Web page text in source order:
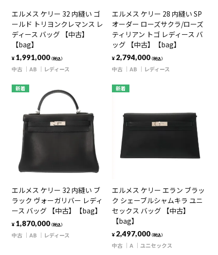
エルメス ケリー 32 内縫い ゴ
ールド トリヨンクレマンス レ
ディース バッグ 【中古】
【bag】
¥ 1,991,000（税込）
中古 AB レディース
エルメス ケリー 28 内縫い SP
オーダー ローズサクラ/ローズ
ティリアン トゴ レディース バ
ッグ 【中古】【bag】
¥ 2,794,000（税込）
中古 AB レディース
新着
エルメス ケリー 32 内縫い ブ
ラック ヴォーガリバー レディ
ース バッグ 【中古】【bag】
¥ 1,870,000（税込）
中古 AB レディース
新着
エルメス ケリー エラン ブラッ
ク シェーブルシャムキラ ユニ
セックス バッグ 【中古】
【bag】
¥ 2,497,000（税込）
中古 A ユニセックス